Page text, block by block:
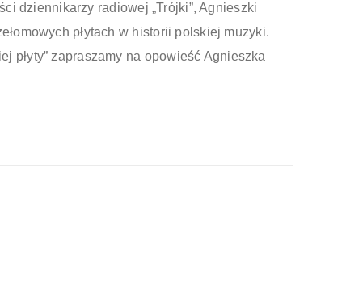
dziennikarzy radiowej „Trójki”, Agnieszki
płytach w historii polskiej muzyki.
płyty” zapraszamy na opowieść Agnieszka